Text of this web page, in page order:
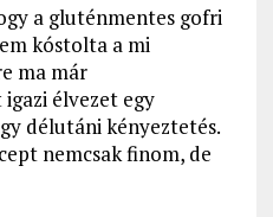
a gluténmentes gofri
kóstolta a mi
ma már
élvezet egy
délutáni kényeztetés.
nemcsak finom, de